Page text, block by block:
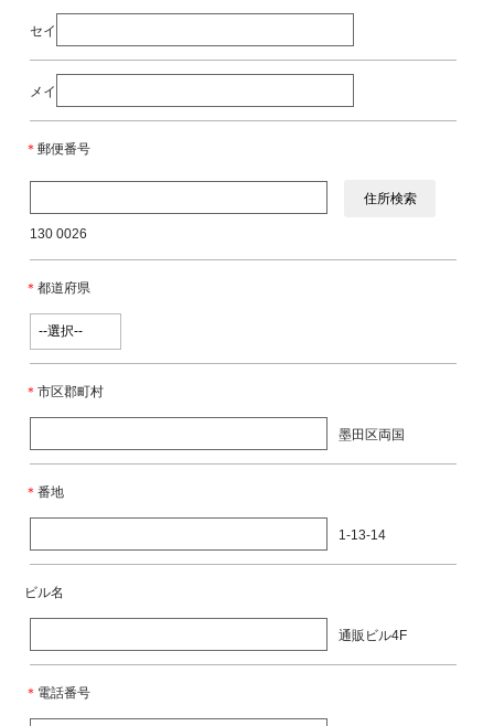
セイ
メイ
＊郵便番号
130 0026
＊都道府県
＊市区郡町村
墨田区両国
＊番地
1-13-14
ビル名
通販ビル4F
＊ 電話番号